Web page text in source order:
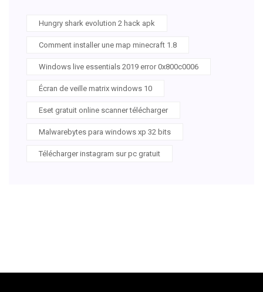
Hungry shark evolution 2 hack apk
Comment installer une map minecraft 1.8
Windows live essentials 2019 error 0x800c0006
Écran de veille matrix windows 10
Eset gratuit online scanner télécharger
Malwarebytes para windows xp 32 bits
Télécharger instagram sur pc gratuit